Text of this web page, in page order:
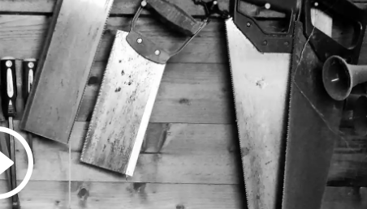
Datenschutzerklärung von YouTube.
entsperren